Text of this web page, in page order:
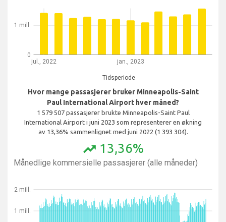
jul., 2022 jan., 2023
Tidsperiode
0
1 mill.
Hvor mange passasjerer bruker Minneapolis-Saint
Paul International Airport hver måned?
1 579 507 passasjerer brukte Minneapolis-Saint Paul
International Airport i juni 2023 som representerer en økning
av 13,36% sammenlignet med juni 2022 (1 393 304).
trending_up 13,36%
Månedlige kommersielle passasjerer (alle måneder)
1 mill.
2 mill.